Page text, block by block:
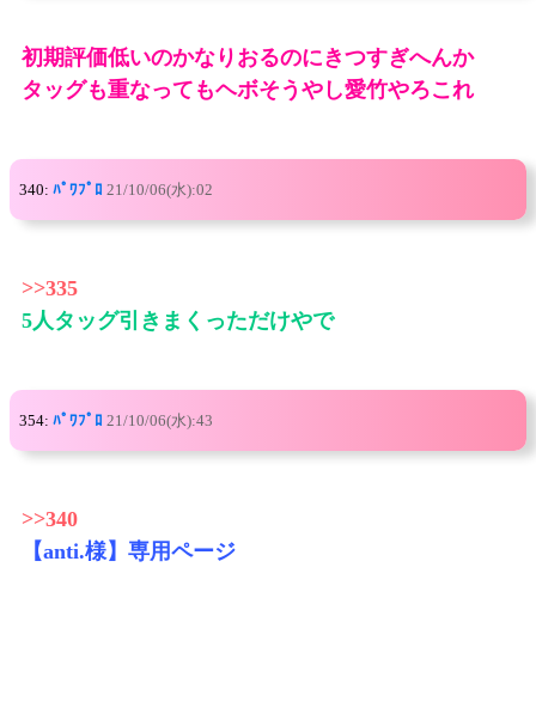
初期評価低いのかなりおるのにきつすぎへんか
タッグも重なってもヘボそうやし愛竹やろこれ
340: ﾊﾟﾜﾌﾟﾛ 21/10/06(水):02
>>335
5人タッグ引きまくっただけやで
354: ﾊﾟﾜﾌﾟﾛ 21/10/06(水):43
>>340
【anti.様】専用ページ